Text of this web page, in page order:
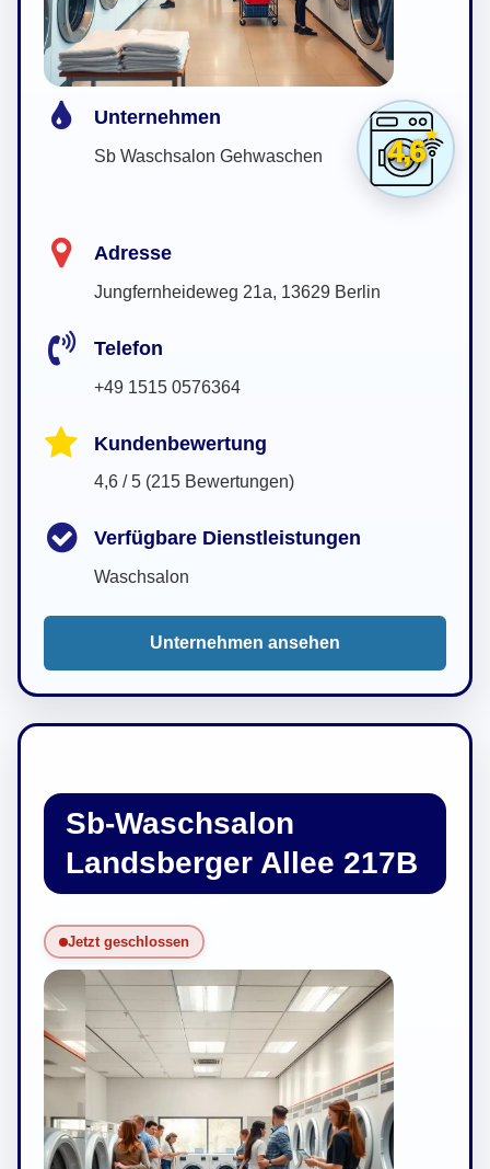
4,6
Unternehmen
Sb Waschsalon Gehwaschen
Adresse
Jungfernheideweg 21a, 13629 Berlin
Telefon
+49 1515 0576364
Kundenbewertung
4,6 / 5 (215 Bewertungen)
Verfügbare Dienstleistungen
Waschsalon
Unternehmen ansehen
Sb-Waschsalon
Landsberger Allee 217B
Jetzt geschlossen